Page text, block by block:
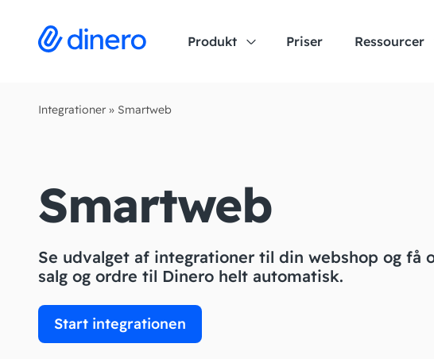
Produkt Priser Ressourcer
Integrationer » Smartweb
Smartweb
Se udvalget af integrationer til din webshop og få
salg og ordre til Dinero helt automatisk.
Start integrationen